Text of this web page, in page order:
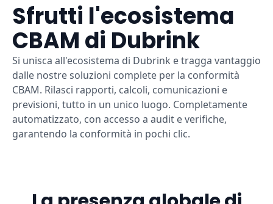
Sfrutti l'ecosistema
CBAM di Dubrink
Si unisca all'ecosistema di Dubrink e tragga vantaggio
dalle nostre soluzioni complete per la conformità
CBAM. Rilasci rapporti, calcoli, comunicazioni e
previsioni, tutto in un unico luogo. Completamente
automatizzato, con accesso a audit e verifiche,
garantendo la conformità in pochi clic.